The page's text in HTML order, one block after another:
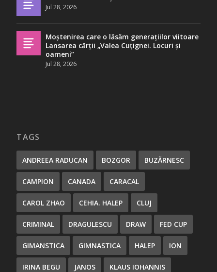
Jul 28, 2026
Moștenirea care o lăsăm generațiilor viitoare
Lansarea cărții „Valea Cuțignei. Locuri și
oameni”
Jul 28, 2026
TAGS
ANDREEA RADUCAN BOZGOR BUZĂRNESC
CAMPION CANADA CARACAL
CAROL ZHAO CEHIA. HALEP CLUJ
CRIMINAL DRAGULESCU DRAW FED CUP
GIMANSTICA GIMNASTICA HALEP ION
IRINA BEGU JANOS KLAUS IOHANNIS